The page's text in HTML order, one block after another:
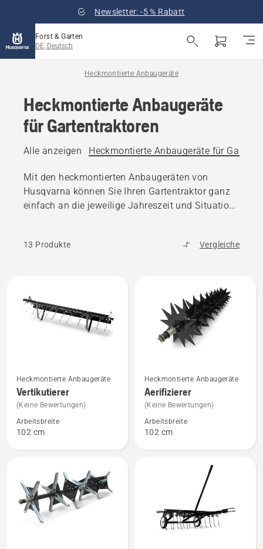
Newsletter: -5 % Rabatt
Forst & Garten
DE, Deutsch
Heckmontierte Anbaugeräte
Heckmontierte Anbaugeräte
für Gartentraktoren
Alle anzeigen Heckmontierte Anbaugeräte für
Mit den heckmontierten Anbaugeräten von
Husqvarna können Sie Ihren Gartentraktor ganz
einfach an die jeweilige Jahreszeit und Situation
13 Produkte Vergleiche
Produkte
Details
Vertikutierer
anzeigen
Heckmontierte Anbaugeräte
Vertikutierer
(Keine Bewertungen)
Arbeitsbreite
102 cm
Details
zu
Aerifizierer
anzeigen
Heckmontierte Anbaugeräte
Aerifizierer
(Keine Bewertungen)
Arbeitsbreite
102 cm